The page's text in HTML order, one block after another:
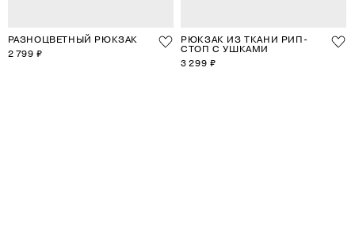
РАЗНОЦВЕТНЫЙ РЮКЗАК
2 799 ₽
РЮКЗАК ИЗ ТКАНИ РИП-
СТОП С УШКАМИ
3 299 ₽